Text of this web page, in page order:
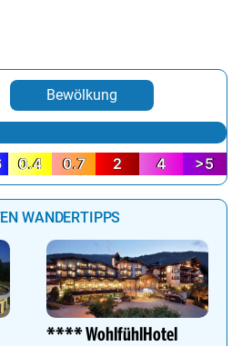
Bewölkung
0.4 0.7 2 4 >5
WANDERTIPPS
**** WohlfühlHotel